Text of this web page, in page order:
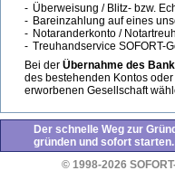
- Überweisung / Blitz- bzw.
- Bareinzahlung auf eines
- Notaranderkonto /
- Treuhandservice SOFORT-
Bei der Übernahme des
des bestehenden Kontos
erworbenen Gesellschaft
Der schnelle Weg zur
gründen und sofort starten.
© 1998-2026